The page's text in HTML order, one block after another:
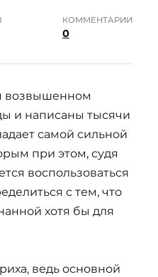
КОММЕНТАРИИ
0
возвышенном
и написаны тысячи
самой сильной
при этом, судя
воспользоваться
с тем, что
хотя бы для
ведь основной